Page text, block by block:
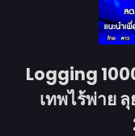
Logging
เทพไร้พ่าย